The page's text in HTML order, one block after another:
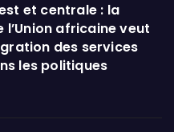
et centrale : la
l’Union africaine veut
des services
les politiques